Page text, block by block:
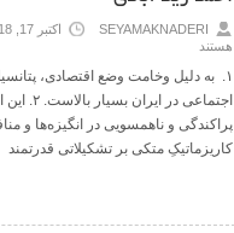
SEYAMAKNADERI اکتبر 17, 2018
هستند
۱. به دلیل وخامت وضع اقتصادی،
اجتماعی در
پراکندگی و ناهمسویی در انگیزه‌ها و
کاریزماتیکِ متکی بر تشکیلاتی قدرتمند